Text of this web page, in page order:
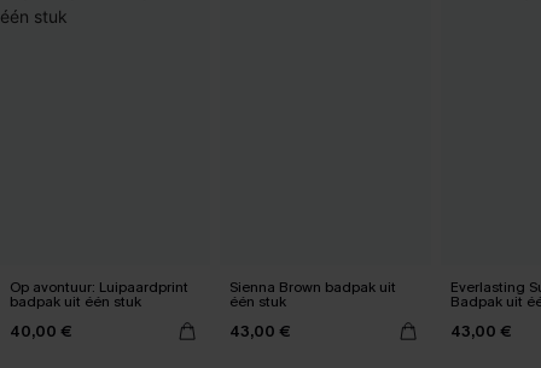
Op avontuur: Luipaardprint
badpak uit één stuk
40,00 €
Sienna Brown badpak uit
één stuk
43,00 €
Everlasting
Badpak uit
43,00 €